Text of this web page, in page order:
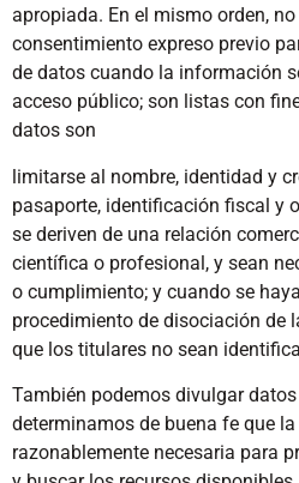
apropiada. En el mismo orden,
consentimiento expreso previo
de datos cuando la información
acceso público; son listas con
datos son
limitarse al nombre, identidad y
pasaporte, identificación fiscal y
se deriven de una relación
científica o profesional, y sean
o cumplimiento; y cuando se
procedimiento de disociación de
que los titulares no sean
También podemos divulgar
determinamos de buena fe que
razonablemente necesaria para